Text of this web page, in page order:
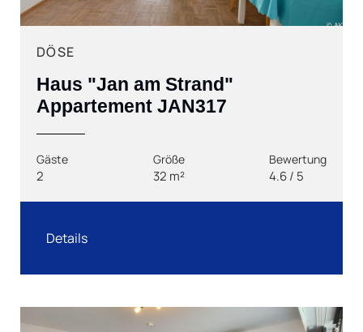
DÖSE
Haus "Jan am Strand"
Appartement JAN317
Gäste
2
Größe
32 m²
Bewertung
4.6 / 5
Details